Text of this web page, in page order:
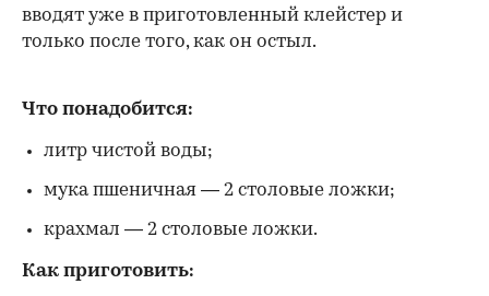
вводят уже в приготовленный клейстер и
только после того, как он остыл.
Что понадобится:
литр чистой воды;
мука пшеничная — 2 столовые ложки;
крахмал — 2 столовые ложки.
Как приготовить: